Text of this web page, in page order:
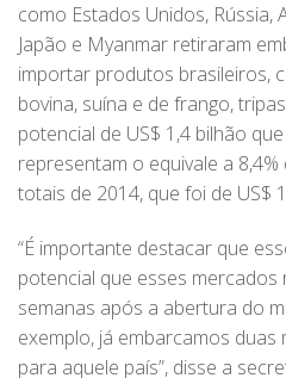
como Estados Unidos, Rússia,
Japão e Myanmar retiraram
importar produtos brasileiros,
bovina, suína e de frango,
potencial de US$ 1,4 bilhão
representam o equivale a
totais de 2014, que foi de US$
“É importante destacar que
potencial que esses mercados
semanas após a abertura do
exemplo, já embarcamos duas
para aquele país”, disse a